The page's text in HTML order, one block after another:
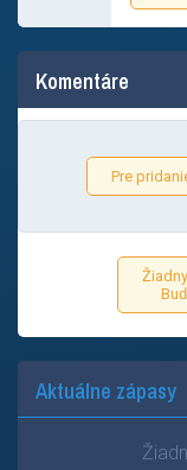
Komentáre
Pre
Aktuálne zápasy